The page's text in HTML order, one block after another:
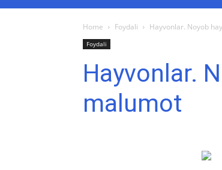
Home Foydali Hayvonlar. Noyob
Foydali
Hayvonlar.
malumot